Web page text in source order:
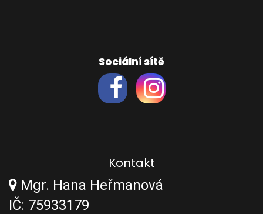
Sociální sítě
Kontakt
Mgr. Hana Heřmanová
IČ: 75933179